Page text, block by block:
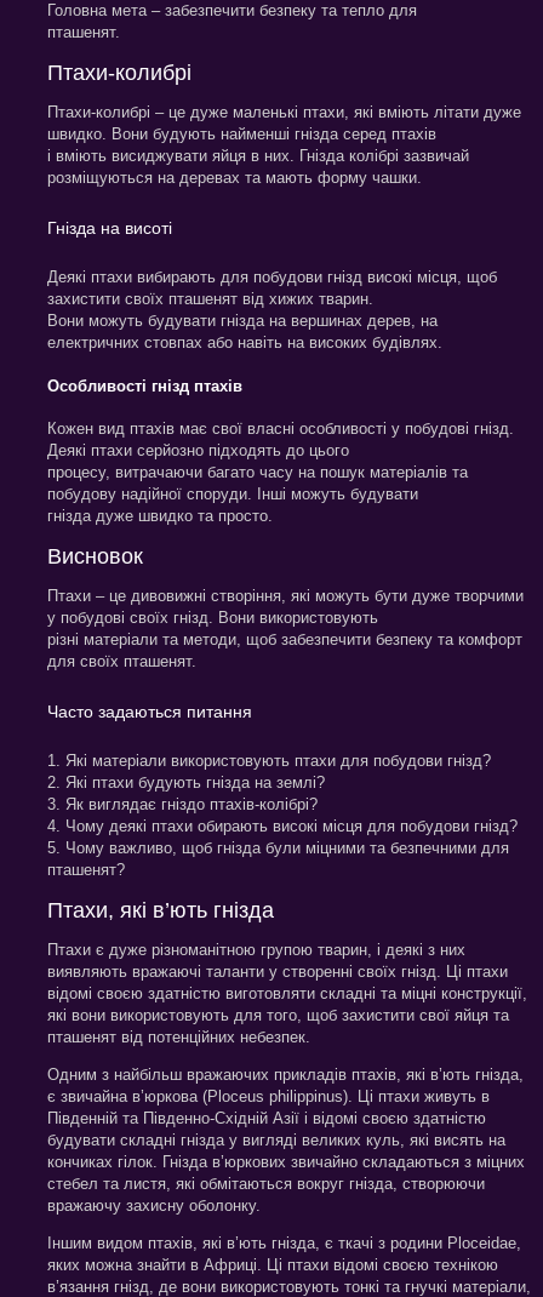
Головна мета – забезпечити безпеку та тепло для
пташенят.
Птахи-колибрі
Птахи-колибрі – це дуже маленькі птахи, які вміють літати дуже
швидко. Вони будують найменші гнізда серед птахів
і вміють висиджувати яйця в них. Гнізда колібрі зазвичай
розміщуються на деревах та мають форму чашки.
Гнізда на висоті
Деякі птахи вибирають для побудови гнізд високі місця, щоб
захистити своїх пташенят від хижих тварин.
Вони можуть будувати гнізда на вершинах дерев, на
електричних стовпах або навіть на високих будівлях.
Особливості гнізд птахів
Кожен вид птахів має свої власні особливості у побудові гнізд.
Деякі птахи серйозно підходять до цього
процесу, витрачаючи багато часу на пошук матеріалів та
побудову надійної споруди. Інші можуть будувати
гнізда дуже швидко та просто.
Висновок
Птахи – це дивовижні створіння, які можуть бути дуже творчими
у побудові своїх гнізд. Вони використовують
різні матеріали та методи, щоб забезпечити безпеку та комфорт
для своїх пташенят.
Часто задаються питання
1. Які матеріали використовують птахи для побудови гнізд?
2. Які птахи будують гнізда на землі?
3. Як виглядає гніздо птахів-колібрі?
4. Чому деякі птахи обирають високі місця для побудови гнізд?
5. Чому важливо, щоб гнізда були міцними та безпечними для
пташенят?
Птахи, які в’ють гнізда
Птахи є дуже різноманітною групою тварин, і деякі з них
виявляють вражаючі таланти у створенні своїх гнізд. Ці птахи
відомі своєю здатністю виготовляти складні та міцні конструкції,
які вони використовують для того, щоб захистити свої яйця та
пташенят від потенційних небезпек.
Одним з найбільш вражаючих прикладів птахів, які в’ють гнізда,
є звичайна в’юркова (Ploceus philippinus). Ці птахи живуть в
Південній та Південно-Східній Азії і відомі своєю здатністю
будувати складні гнізда у вигляді великих куль, які висять на
кончиках гілок. Гнізда в’юркових звичайно складаються з міцних
стебел та листя, які обмітаються вокруг гнізда, створюючи
вражаючу захисну оболонку.
Іншим видом птахів, які в’ють гнізда, є ткачі з родини Ploceidae,
яких можна знайти в Африці. Ці птахи відомі своєю технікою
в’язання гнізд, де вони використовують тонкі та гнучкі матеріали,